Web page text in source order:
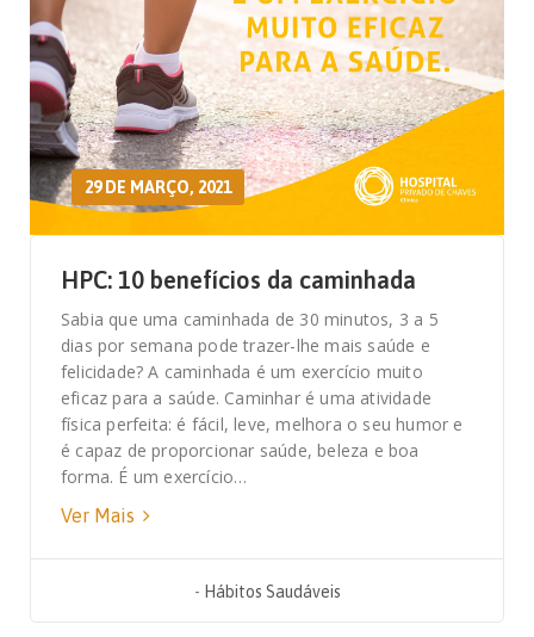
29 DE MARÇO, 2021
HPC: 10 benefícios da caminhada
Sabia que uma caminhada de 30 minutos, 3 a 5
dias por semana pode trazer-lhe mais saúde e
felicidade? A caminhada é um exercício muito
eficaz para a saúde. Caminhar é uma atividade
física perfeita: é fácil, leve, melhora o seu humor e
é capaz de proporcionar saúde, beleza e boa
forma. É um exercício…
Ver Mais
- Hábitos Saudáveis